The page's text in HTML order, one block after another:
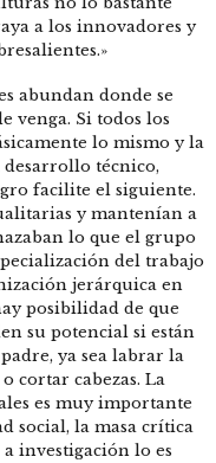
a los innovadores y
abundan donde se
venga. Si todos los
lo mismo y la
técnico,
facilite el siguiente.
y mantenían a
lo que el grupo
del trabajo
jerárquica en
posibilidad de que
su potencial si están
ya sea labrar la
cortar cabezas. La
es muy importante
social, la masa crítica
investigación lo es